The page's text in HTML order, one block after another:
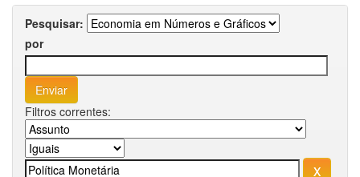
Pesquisar:
por
Filtros correntes: